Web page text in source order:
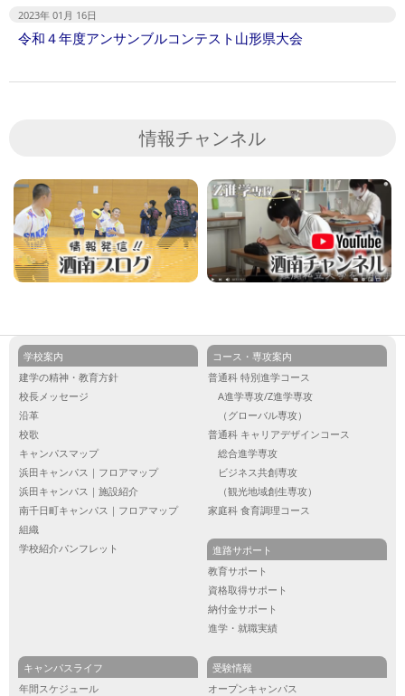
2023年 01月 16日
令和４年度アンサンブルコンテスト山形県大会
情報チャンネル
学校案内
建学の精神・教育方針
校長メッセージ
沿革
校歌
キャンパスマップ
浜田キャンパス｜フロアマップ
浜田キャンパス｜施設紹介
南千日町キャンパス｜フロアマップ
組織
学校紹介パンフレット
コース・専攻案内
普通科 特別進学コース
A進学専攻/Z進学専攻
（グローバル専攻）
普通科 キャリアデザインコース
総合進学専攻
ビジネス共創専攻
（観光地域創生専攻）
家庭科 食育調理コース
進路サポート
教育サポート
資格取得サポート
納付金サポート
進学・就職実績
キャンパスライフ
年間スケジュール
受験情報
オープンキャンパス